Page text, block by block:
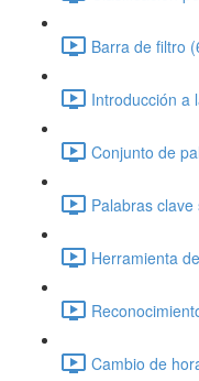
Barra de filtro
Introducción a
Conjunto de
Palabras
Herramienta
Cambio de